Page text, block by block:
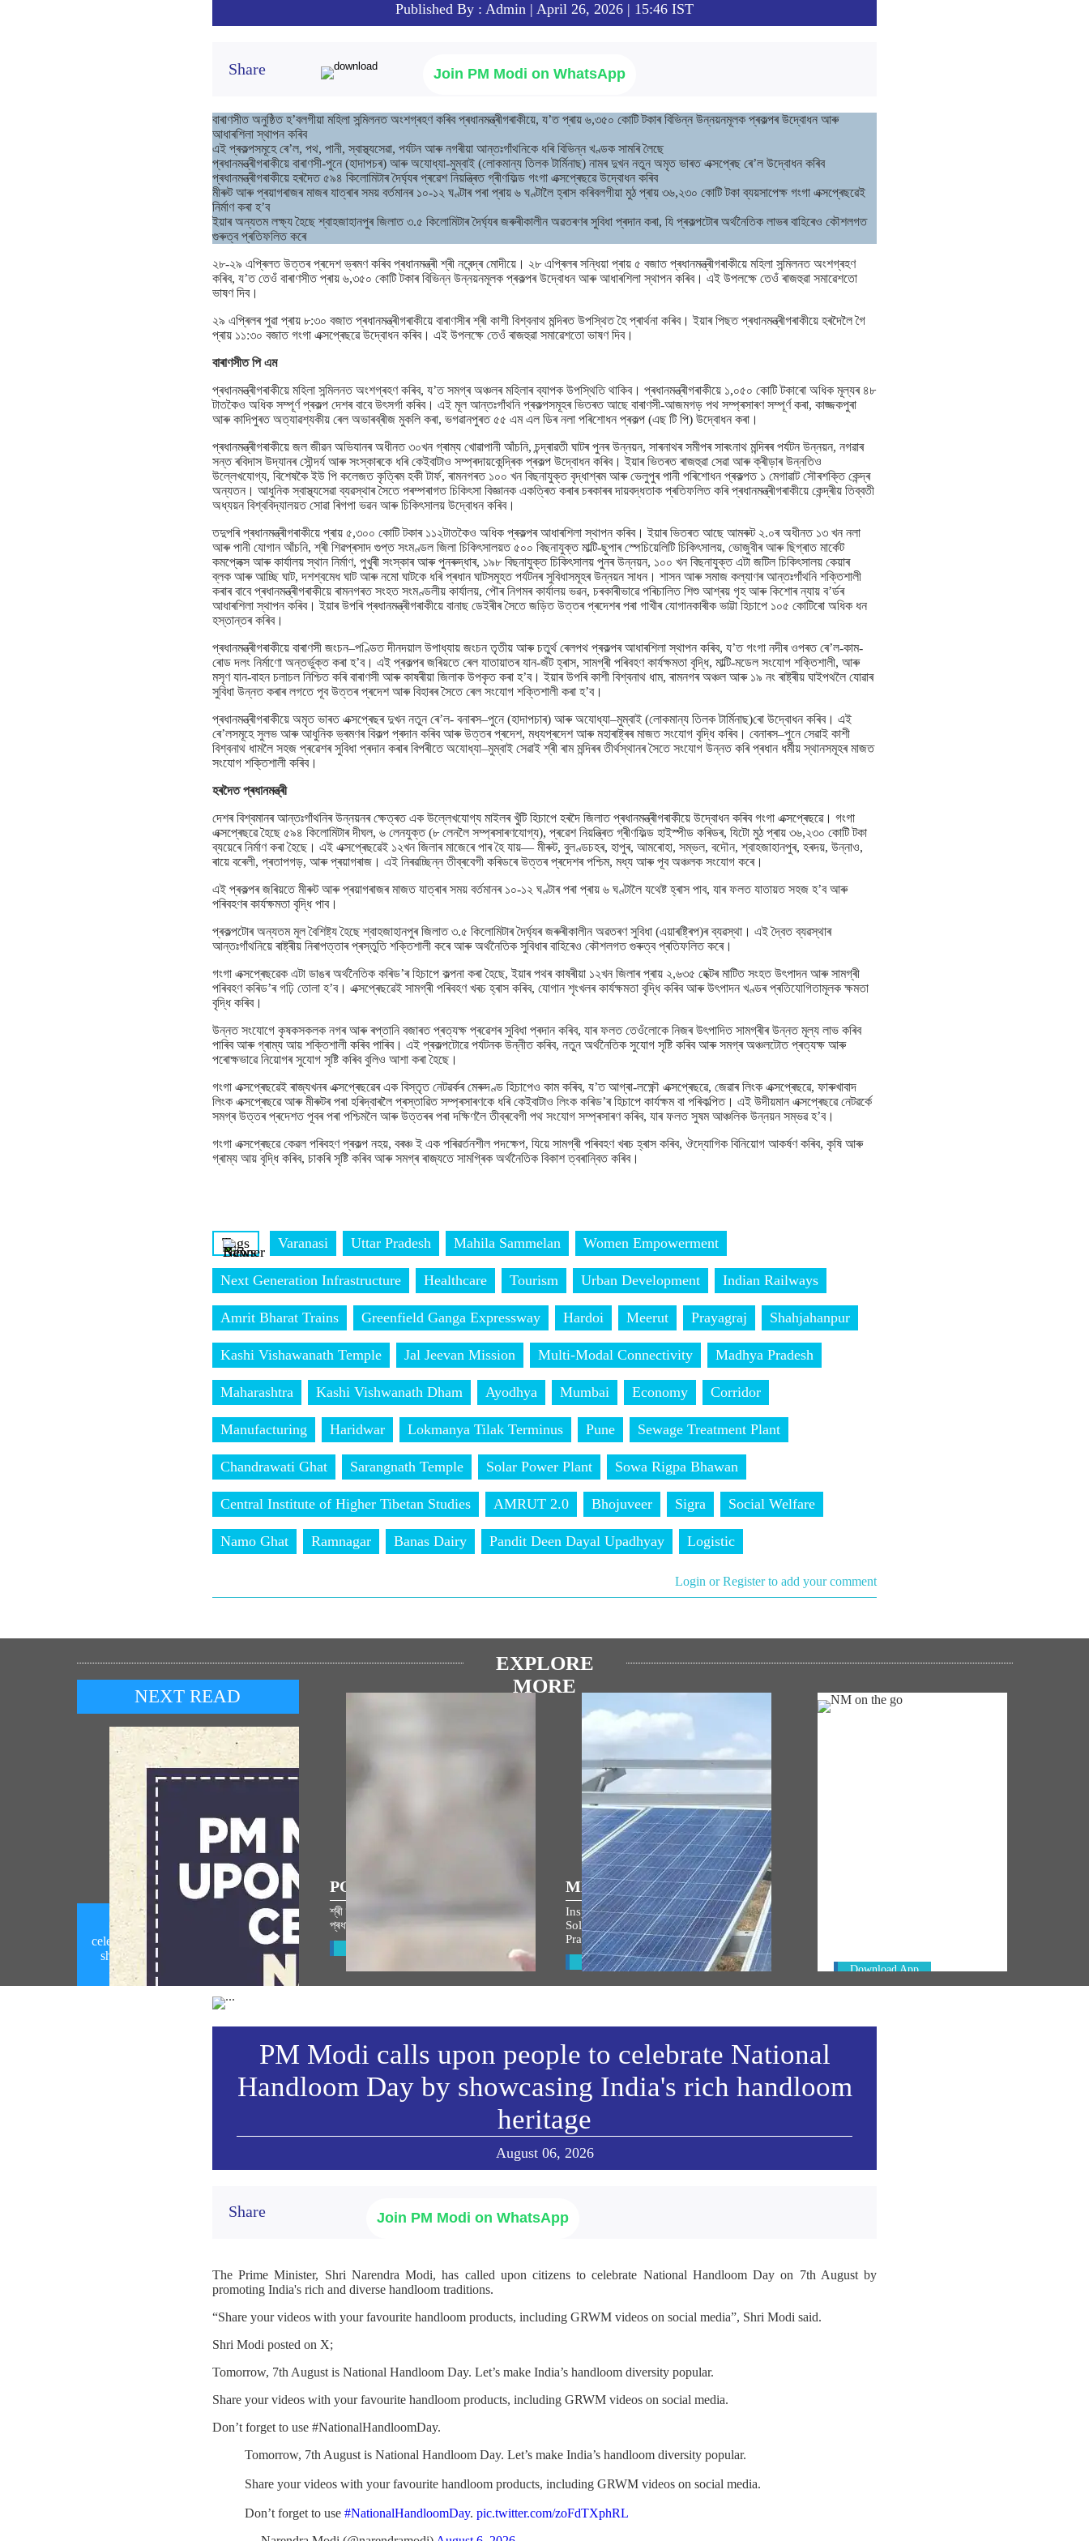
Published By : Admin | April 26, 2026 | 15:46 IST
Share Join PM Modi on WhatsApp
বাৰাণসীত অনুষ্ঠিত হ’বলগীয়া মহিলা সন্মিলনত অংশগ্ৰহণ কৰিব প্ৰধানমন্ত্ৰীগৰাকীয়ে, য’ত প্ৰায় ৬,৩৫০ কোটি টকাৰ বিভিন্ন উন্নয়নমূলক প্ৰকল্পৰ উদ্বোধন আৰু
আধাৰশিলা স্থাপন কৰিব
এই প্ৰকল্পসমূহে ৰে’ল, পথ, পানী, স্বাস্থ্যসেৱা, পৰ্যটন আৰু নগৰীয়া আন্তঃগাঁথনিকে ধৰি বিভিন্ন খণ্ডক সামৰি লৈছে
প্ৰধানমন্ত্ৰীগৰাকীয়ে বাৰাণসী-পুনে (হাদাপচৰ) আৰু অযোধ্যা-মুম্বাই (লোকমান্য তিলক টাৰ্মিনাছ) নামৰ দুখন নতুন অমৃত ভাৰত এক্সপ্ৰেছ ৰে’ল উদ্বোধন কৰিব
প্ৰধানমন্ত্ৰীগৰাকীয়ে হৰদৈত ৫৯৪ কিলোমিটাৰ দৈৰ্ঘ্যৰ প্ৰৱেশ নিয়ন্ত্ৰিত গ্ৰীণফিল্ড গংগা এক্সপ্ৰেছৱে উদ্বোধন কৰিব
মীৰুট আৰু প্ৰয়াগৰাজৰ মাজৰ যাত্ৰাৰ সময় বৰ্তমানৰ ১০-১২ ঘণ্টাৰ পৰা প্ৰায় ৬ ঘণ্টালৈ হ্ৰাস কৰিবলগীয়া মুঠ প্ৰায় ৩৬,২৩০ কোটি টকা ব্যয়সাপেক্ষ গংগা এক্সপ্ৰেছৱেই
নিৰ্মাণ কৰা হ’ব
ইয়াৰ অন্যতম লক্ষ্য হৈছে শ্বাহজাহানপুৰ জিলাত ৩.৫ কিলোমিটাৰ দৈৰ্ঘ্যৰ জৰুৰীকালীন অৱতৰণৰ সুবিধা প্ৰদান কৰা, যি প্ৰকল্পটোৰ অৰ্থনৈতিক লাভৰ বাহিৰেও কৌশলগত
গুৰুত্ব প্ৰতিফলিত কৰে
২৮-২৯ এপ্ৰিলত উত্তৰ প্ৰদেশ ভ্ৰমণ কৰিব প্ৰধানমন্ত্ৰী শ্ৰী নৰেন্দ্ৰ মোদীয়ে। ২৮ এপ্ৰিলৰ সন্ধিয়া প্ৰায় ৫ বজাত প্ৰধানমন্ত্ৰীগৰাকীয়ে মহিলা সন্মিলনত অংশগ্ৰহণ
কৰিব, য’ত তেওঁ বাৰাণসীত প্ৰায় ৬,৩৫০ কোটি টকাৰ বিভিন্ন উন্নয়নমূলক প্ৰকল্পৰ উদ্বোধন আৰু আধাৰশিলা স্থাপন কৰিব। এই উপলক্ষে তেওঁ ৰাজহুৱা সমাৱেশতো
ভাষণ দিব।
২৯ এপ্ৰিলৰ পুৱা প্ৰায় ৮:৩০ বজাত প্ৰধানমন্ত্ৰীগৰাকীয়ে বাৰাণসীৰ শ্ৰী কাশী বিশ্বনাথ মন্দিৰত উপস্থিত হৈ প্ৰাৰ্থনা কৰিব। ইয়াৰ পিছত প্ৰধানমন্ত্ৰীগৰাকীয়ে হৰদৈলৈ গৈ
প্ৰায় ১১:৩০ বজাত গংগা এক্সপ্ৰেছৱে উদ্বোধন কৰিব। এই উপলক্ষে তেওঁ ৰাজহুৱা সমাৱেশতো ভাষণ দিব।
বাৰাণসীত পি এম
প্ৰধানমন্ত্ৰীগৰাকীয়ে মহিলা সন্মিলনত অংশগ্ৰহণ কৰিব, য’ত সমগ্ৰ অঞ্চলৰ মহিলাৰ ব্যাপক উপস্থিতি থাকিব। প্ৰধানমন্ত্ৰীগৰাকীয়ে ১,০৫০ কোটি টকাৰো অধিক মূল্যৰ ৪৮
টাতকৈও অধিক সম্পূৰ্ণ প্ৰকল্প দেশৰ বাবে উৎসৰ্গা কৰিব। এই মূল আন্তঃগাঁথনি প্ৰকল্পসমূহৰ ভিতৰত আছে বাৰাণসী-আজমগড় পথ সম্প্ৰসাৰণ সম্পূৰ্ণ কৰা, কাজ্জকপুৰা
আৰু কাদিপুৰত অত্যাৱশ্যকীয় ৰেল অভাৰব্ৰীজ মুকলি কৰা, ভগৱানপুৰত ৫৫ এম এল ডিৰ নলা পৰিশোধন প্ৰকল্প (এছ টি পি) উদ্বোধন কৰা।
প্ৰধানমন্ত্ৰীগৰাকীয়ে জল জীৱন অভিযানৰ অধীনত ৩০খন গ্ৰাম্য খোৱাপানী আঁচনি, চন্দ্ৰাৱতী ঘাটৰ পুনৰ উন্নয়ন, সাৰনাথৰ সমীপৰ সাৰংনাথ মন্দিৰৰ পৰ্যটন উন্নয়ন, নগৱাৰ
সন্ত ৰবিদাস উদ্যানৰ সৌন্দৰ্য আৰু সংস্কাৰকে ধৰি কেইবাটাও সম্প্ৰদায়কেন্দ্ৰিক প্ৰকল্প উদ্বোধন কৰিব। ইয়াৰ ভিতৰত ৰাজহুৱা সেৱা আৰু ক্ৰীড়াৰ উন্নতিও
উল্লেখযোগ্য, বিশেষকৈ ইউ পি কলেজত কৃত্ৰিম হকী টাৰ্ফ, ৰামনগৰত ১০০ খন বিছনাযুক্ত বৃদ্ধাশ্ৰম আৰু ভেলুপুৰ পানী পৰিশোধন প্ৰকল্পত ১ মেগাৱাট সৌৰশক্তি কেন্দ্ৰ
অন্যতন। আধুনিক স্বাস্থ্যসেৱা ব্যৱস্থাৰ সৈতে পৰম্পৰাগত চিকিৎসা বিজ্ঞানক একত্ৰিত কৰাৰ চৰকাৰৰ দায়বদ্ধতাক প্ৰতিফলিত কৰি প্ৰধানমন্ত্ৰীগৰাকীয়ে কেন্দ্ৰীয় তিব্বতী
অধ্যয়ন বিশ্ববিদ্যালয়ত সোৱা ৰিগপা ভৱন আৰু চিকিৎসালয় উদ্বোধন কৰিব।
তদুপৰি প্ৰধানমন্ত্ৰীগৰাকীয়ে প্ৰায় ৫,৩০০ কোটি টকাৰ ১১২টাতকৈও অধিক প্ৰকল্পৰ আধাৰশিলা স্থাপন কৰিব। ইয়াৰ ভিতৰত আছে আমৰুট ২.০ৰ অধীনত ১৩ খন নলা
আৰু পানী যোগান আঁচনি, শ্ৰী শিৱপ্ৰসাদ গুপ্ত সংমণ্ডল জিলা চিকিৎসালয়ত ৫০০ বিছনাযুক্ত মাল্টি-ছুপাৰ স্পেচিয়েলিটি চিকিৎসালয়, ভোজুবীৰ আৰু ছিগ্ৰাত মাৰ্কেট
কমপ্লেক্স আৰু কাৰ্যালয় স্থান নিৰ্মাণ, পুখুৰী সংস্কাৰ আৰু পুনৰুদ্ধাৰ, ১৯৮ বিছনাযুক্ত চিকিৎসালয় পুনৰ উন্নয়ন, ১০০ খন বিছনাযুক্ত এটা জটিল চিকিৎসালয় কেয়াৰ
ব্লক আৰু আচ্ছি ঘাট, দশশ্বমেধ ঘাট আৰু নমো ঘাটকে ধৰি প্ৰধান ঘাটসমূহত পৰ্যটনৰ সুবিধাসমূহৰ উন্নয়ন সাধন। শাসন ​​আৰু সমাজ কল্যাণৰ আন্তঃগাঁথনি শক্তিশালী
কৰাৰ বাবে প্ৰধানমন্ত্ৰীগৰাকীয়ে ৰামনগৰত সংহত সংমণ্ডলীয় কাৰ্যালয়, পৌৰ নিগমৰ কাৰ্যালয় ভৱন, চৰকাৰীভাৱে পৰিচালিত শিশু আশ্ৰয় গৃহ আৰু কিশোৰ ন্যায় ব’ৰ্ডৰ
আধাৰশিলা স্থাপন কৰিব। ইয়াৰ উপৰি প্ৰধানমন্ত্ৰীগৰাকীয়ে বানাছ ডেইৰীৰ সৈতে জড়িত উত্তৰ প্ৰদেশৰ পৰা গাখীৰ যোগানকাৰীক ভাট্টা হিচাপে ১০৫ কোটিৰো অধিক ধন
হস্তান্তৰ কৰিব।
প্ৰধানমন্ত্ৰীগৰাকীয়ে বাৰাণসী জংচন–পণ্ডিত দীনদয়াল উপাধ্যায় জংচন তৃতীয় আৰু চতুৰ্থ ৰেলপথ প্ৰকল্পৰ আধাৰশিলা স্থাপন কৰিব, য’ত গংগা নদীৰ ওপৰত ৰে’ল-কাম-
ৰোড দলং নিৰ্মাণো অন্তৰ্ভুক্ত কৰা হ’ব। এই প্ৰকল্পৰ জৰিয়তে ৰেল যাতায়াতৰ যান-জঁট হ্ৰাস, সামগ্ৰী পৰিবহণ কাৰ্যক্ষমতা বৃদ্ধি, মাল্টি-মডেল সংযোগ শক্তিশালী, আৰু
মসৃণ যান-বাহন চলাচল নিশ্চিত কৰি বাৰাণসী আৰু কাষৰীয়া জিলাক উপকৃত কৰা হ’ব। ইয়াৰ উপৰি কাশী বিশ্বনাথ ধাম, ৰামনগৰ অঞ্চল আৰু ১৯ নং ৰাষ্ট্ৰীয় ঘাইপথলৈ যোৱাৰ
সুবিধা উন্নত কৰাৰ লগতে পূব উত্তৰ প্ৰদেশ আৰু বিহাৰৰ সৈতে ৰেল সংযোগ শক্তিশালী কৰা হ’ব।
প্ৰধানমন্ত্ৰীগৰাকীয়ে অমৃত ভাৰত এক্সপ্ৰেছৰ দুখন নতুন ৰে’ল- বনাৰস–পুনে (হাদাপচাৰ) আৰু অযোধ্যা–মুম্বাই (লোকমান্য তিলক টাৰ্মিনাছ)ৰো উদ্বোধন কৰিব। এই
ৰে’লসমূহে সুলভ আৰু আধুনিক ভ্ৰমণৰ বিকল্প প্ৰদান কৰিব আৰু উত্তৰ প্ৰদেশ, মধ্যপ্ৰদেশ আৰু মহাৰাষ্ট্ৰৰ মাজত সংযোগ বৃদ্ধি কৰিব। বেনাৰস–পুনে সেৱাই কাশী
বিশ্বনাথ ধামলৈ সহজ প্ৰৱেশৰ সুবিধা প্ৰদান কৰাৰ বিপৰীতে অযোধ্যা–মুম্বাই সেৱাই শ্ৰী ৰাম মন্দিৰৰ তীৰ্থস্থানৰ সৈতে সংযোগ উন্নত কৰি প্ৰধান ধৰ্মীয় স্থানসমূহৰ মাজত
সংযোগ শক্তিশালী কৰিব।
হৰদৈত প্ৰধানমন্ত্ৰী
দেশৰ বিশ্বমানৰ আন্তঃগাঁথনিৰ উন্নয়নৰ ক্ষেত্ৰত এক উল্লেখযোগ্য মাইলৰ খুঁটি হিচাপে হৰদৈ জিলাত প্ৰধানমন্ত্ৰীগৰাকীয়ে উদ্বোধন কৰিব গংগা এক্সপ্ৰেছৱে। গংগা
এক্সপ্ৰেছৱে হৈছে ৫৯৪ কিলোমিটাৰ দীঘল, ৬ লেনযুক্ত (৮ লেনলৈ সম্প্ৰসাৰণযোগ্য), প্ৰৱেশ নিয়ন্ত্ৰিত গ্ৰীণফিল্ড হাইস্পীড কৰিডৰ, যিটো মুঠ প্ৰায় ৩৬,২৩০ কোটি টকা
ব্যয়েৰে নিৰ্মাণ কৰা হৈছে। এই এক্সপ্ৰেছৱেই ১২খন জিলাৰ মাজেৰে পাৰ হৈ যায়— মীৰুট, বুলণ্ডচহৰ, হাপুৰ, আমৰোহা, সম্ভল, বদৌন, শ্বাহজাহানপুৰ, হৰদয়, উন্নাও,
ৰায়ে বৰেলী, প্ৰতাপগড়, আৰু প্ৰয়াগৰাজ। এই নিৰৱচ্ছিন্ন তীব্ৰবেগী কৰিডৰে উত্তৰ প্ৰদেশৰ পশ্চিম, মধ্য আৰু পূব অঞ্চলক সংযোগ কৰে।
এই প্ৰকল্পৰ জৰিয়তে মীৰুট আৰু প্ৰয়াগৰাজৰ মাজত যাত্ৰাৰ সময় বৰ্তমানৰ ১০-১২ ঘণ্টাৰ পৰা প্ৰায় ৬ ঘণ্টালৈ যথেষ্ট হ্ৰাস পাব, যাৰ ফলত যাতায়ত সহজ হ’ব আৰু
পৰিবহণৰ কাৰ্যক্ষমতা বৃদ্ধি পাব।
প্ৰকল্পটোৰ অন্যতম মূল বৈশিষ্ট্য হৈছে শ্বাহজাহানপুৰ জিলাত ৩.৫ কিলোমিটাৰ দৈৰ্ঘ্যৰ জৰুৰীকালীন অৱতৰণ সুবিধা (এয়াৰষ্ট্ৰিপ)ৰ ব্যৱস্থা। এই দ্বৈত ব্যৱস্থাৰ
আন্তঃগাঁথনিয়ে ৰাষ্ট্ৰীয় নিৰাপত্তাৰ প্ৰস্তুতি শক্তিশালী কৰে আৰু অৰ্থনৈতিক সুবিধাৰ বাহিৰেও কৌশলগত গুৰুত্ব প্ৰতিফলিত কৰে।
গংগা এক্সপ্ৰেছৱেক এটা ডাঙৰ অৰ্থনৈতিক কৰিড’ৰ হিচাপে কল্পনা কৰা হৈছে, ইয়াৰ পথৰ কাষৰীয়া ১২খন জিলাৰ প্ৰায় ২,৬৩৫ হেক্টৰ মাটিত সংহত উৎপাদন আৰু সামগ্ৰী
পৰিবহণ কৰিড’ৰ গঢ়ি তোলা হ’ব। এক্সপ্ৰেছৱেই সামগ্ৰী পৰিবহণ খৰচ হ্ৰাস কৰিব, যোগান শৃংখলৰ কাৰ্যক্ষমতা বৃদ্ধি কৰিব আৰু উৎপাদন খণ্ডৰ প্ৰতিযোগিতামূলক ক্ষমতা
বৃদ্ধি কৰিব।
উন্নত সংযোগে কৃষকসকলক নগৰ আৰু ৰপ্তানি বজাৰত প্ৰত্যক্ষ প্ৰৱেশৰ সুবিধা প্ৰদান কৰিব, যাৰ ফলত তেওঁলোকে নিজৰ উৎপাদিত সামগ্ৰীৰ উন্নত মূল্য লাভ কৰিব
পাৰিব আৰু গ্ৰাম্য আয় শক্তিশালী কৰিব পাৰিব। এই প্ৰকল্পটোৱে পৰ্যটনক উন্নীত কৰিব, নতুন অৰ্থনৈতিক সুযোগ সৃষ্টি কৰিব আৰু সমগ্ৰ অঞ্চলটোত প্ৰত্যক্ষ আৰু
পৰোক্ষভাৱে নিয়োগৰ সুযোগ সৃষ্টি কৰিব বুলিও আশা কৰা হৈছে।
গংগা এক্সপ্ৰেছৱেই ৰাজ্যখনৰ এক্সপ্ৰেছৱেৰ এক বিস্তৃত নেটৱৰ্কৰ মেৰুদণ্ড হিচাপেও কাম কৰিব, য’ত আগ্ৰা-লক্ষ্ণৌ এক্সপ্ৰেছৱে, জেৱাৰ লিংক এক্সপ্ৰেছৱে, ফাৰুখাবাদ
লিংক এক্সপ্ৰেছৱে আৰু মীৰুটৰ পৰা হৰিদ্বাৰলৈ প্ৰস্তাৱিত সম্প্ৰসাৰণকে ধৰি কেইবাটাও লিংক কৰিড’ৰ হিচাপে কাৰ্যক্ষম বা পৰিকল্পিত। এই উদীয়মান এক্সপ্ৰেছৱে নেটৱৰ্কে
সমগ্ৰ উত্তৰ প্ৰদেশত পূবৰ পৰা পশ্চিমলৈ আৰু উত্তৰৰ পৰা দক্ষিণলৈ তীব্ৰবেগী পথ সংযোগ সম্প্ৰসাৰণ কৰিব, যাৰ ফলত সুষম আঞ্চলিক উন্নয়ন সম্ভৱ হ’ব।
গংগা এক্সপ্ৰেছৱে কেৱল পৰিবহণ প্ৰকল্প নহয়, বৰঞ্চ ই এক পৰিৱৰ্তনশীল পদক্ষেপ, যিয়ে সামগ্ৰী পৰিবহণ খৰচ হ্ৰাস কৰিব, ঔদ্যোগিক বিনিয়োগ আকৰ্ষণ কৰিব, কৃষি আৰু
গ্ৰাম্য আয় বৃদ্ধি কৰিব, চাকৰি সৃষ্টি কৰিব আৰু সমগ্ৰ ৰাজ্যতে সামগ্ৰিক অৰ্থনৈতিক বিকাশ ত্বৰান্বিত কৰিব।
Tags Varanasi Uttar Pradesh Mahila Sammelan Women Empowerment
Next Generation Infrastructure Healthcare Tourism Urban Development Indian Railways
Amrit Bharat Trains Greenfield Ganga Expressway Hardoi Meerut Prayagraj Shahjahanpur
Kashi Vishawanath Temple Jal Jeevan Mission Multi-Modal Connectivity Madhya Pradesh
Maharashtra Kashi Vishwanath Dham Ayodhya Mumbai Economy Corridor
Manufacturing Haridwar Lokmanya Tilak Terminus Pune Sewage Treatment Plant
Chandrawati Ghat Sarangnath Temple Solar Power Plant Sowa Rigpa Bhawan
Central Institute of Higher Tibetan Studies AMRUT 2.0 Bhojuveer Sigra Social Welfare
Namo Ghat Ramnagar Banas Dairy Pandit Deen Dayal Upadhyay Logistic
Login or Register to add your comment
EXPLORE
MORE
NEXT READ
PM Modi calls upon people to
celebrate National Handloom Day by
showcasing India's rich handloom
heritage (August 06, 2026)
POPULAR SPEECHES
শ্ৰী ৰাম জনমভূমি মন্দিৰৰ ধ্বজাৰোহণ উৎসৱত
প্ৰধানমন্ত্ৰীৰ সম্বোধনৰ অসমীয়া অনুবাদ
MEDIA COVERAGE
Inspiring India: Gujarat Woman's
Solar Mission Earns PM Modi’s
Praise, Invitation to I-Day Ceremony
View All
Download App
PM Modi calls upon people to celebrate National
Handloom Day by showcasing India's rich handloom
heritage
August 06, 2026
Share Join PM Modi on WhatsApp
The Prime Minister, Shri Narendra Modi, has called upon citizens to celebrate National Handloom Day on 7th August by
promoting India's rich and diverse handloom traditions.
“Share your videos with your favourite handloom products, including GRWM videos on social media”, Shri Modi said.
Shri Modi posted on X;
Tomorrow, 7th August is National Handloom Day. Let’s make India’s handloom diversity popular.
Share your videos with your favourite handloom products, including GRWM videos on social media.
Don’t forget to use #NationalHandloomDay.
Tomorrow, 7th August is National Handloom Day. Let’s make India’s handloom diversity popular.
Share your videos with your favourite handloom products, including GRWM videos on social media.
Don’t forget to use #NationalHandloomDay. pic.twitter.com/zoFdTXphRL